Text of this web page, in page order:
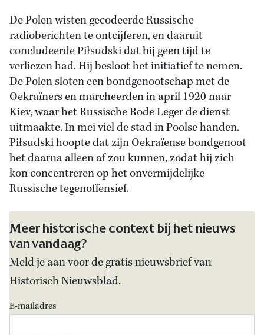
De Polen wisten gecodeerde Russische
radioberichten te ontcijferen, en daaruit
concludeerde Piłsudski dat hij geen tijd te
verliezen had. Hij besloot het initiatief te nemen.
De Polen sloten een bondgenootschap met de
Oekraïners en marcheerden in april 1920 naar
Kiev, waar het Russische Rode Leger de dienst
uitmaakte. In mei viel de stad in Poolse handen.
Piłsudski hoopte dat zijn Oekraïense bondgenoot
het daarna alleen af zou kunnen, zodat hij zich
kon concentreren op het onvermijdelijke
Russische tegenoffensief.
Meer historische context bij het nieuws
van vandaag?
Meld je aan voor de gratis nieuwsbrief van
Historisch Nieuwsblad.
E-mailadres